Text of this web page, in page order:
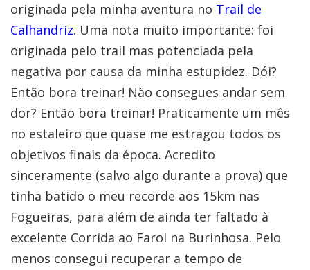
originada pela minha aventura no Trail de
Calhandriz. Uma nota muito importante: foi
originada pelo trail mas potenciada pela
negativa por causa da minha estupidez. Dói?
Então bora treinar! Não consegues andar sem
dor? Então bora treinar! Praticamente um mês
no estaleiro que quase me estragou todos os
objetivos finais da época. Acredito
sinceramente (salvo algo durante a prova) que
tinha batido o meu recorde aos 15km nas
Fogueiras, para além de ainda ter faltado à
excelente Corrida ao Farol na Burinhosa. Pelo
menos consegui recuperar a tempo de